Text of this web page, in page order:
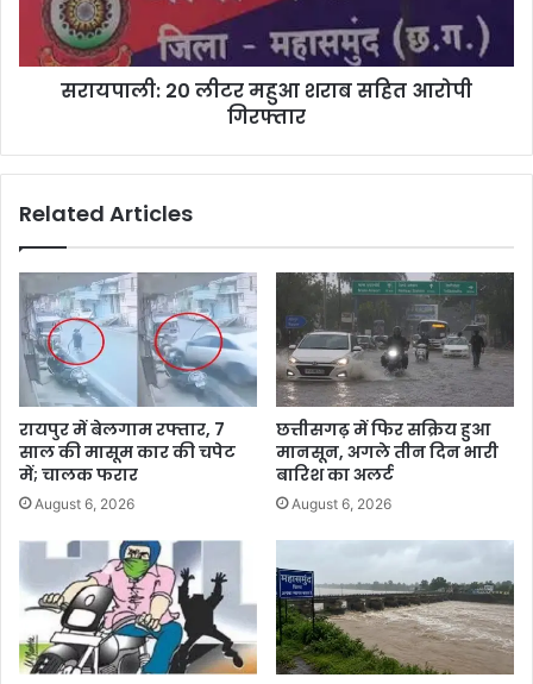
सरायपाली: 20 लीटर महुआ शराब सहित आरोपी
गिरफ्तार
Related Articles
रायपुर में बेलगाम रफ्तार, 7
साल की मासूम कार की चपेट
में; चालक फरार
August 6, 2026
छत्तीसगढ़ में फिर सक्रिय हुआ
मानसून, अगले तीन दिन भारी
बारिश का अलर्ट
August 6, 2026